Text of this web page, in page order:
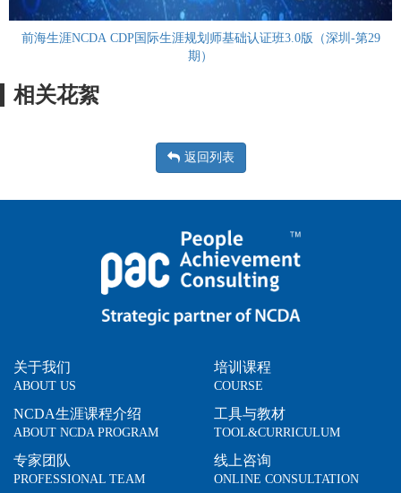
前海生涯NCDA CDP国际生涯规划师基础认证班3.0版（深圳-第29
期）
相关花絮
返回列表
关于我们
ABOUT US
NCDA生涯课程介绍
ABOUT NCDA PROGRAM
专家团队
PROFESSIONAL TEAM
培训课程
COURSE
工具与教材
TOOL&CURRICULUM
线上咨询
ONLINE CONSULTATION